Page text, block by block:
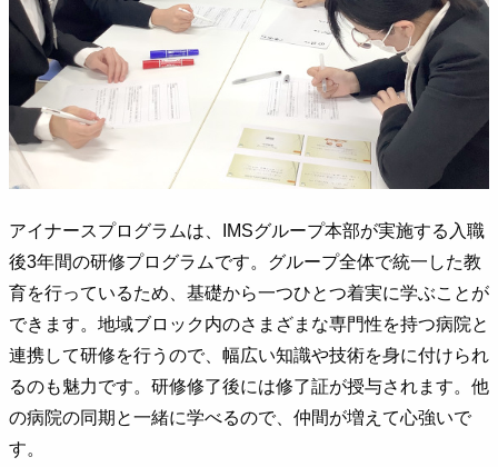
アイナースプログラムは、IMSグループ本部が実施する入職
後3年間の研修プログラムです。グループ全体で統一した教
育を行っているため、基礎から一つひとつ着実に学ぶことが
できます。地域ブロック内のさまざまな専門性を持つ病院と
連携して研修を行うので、幅広い知識や技術を身に付けられ
るのも魅力です。研修修了後には修了証が授与されます。他
の病院の同期と一緒に学べるので、仲間が増えて心強いで
す。